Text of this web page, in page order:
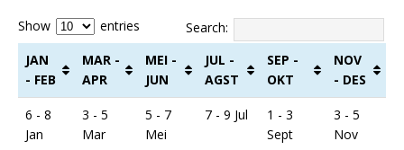
Show entries
Search:
JAN
- FEB
MAR -
APR
MEI -
JUN
JUL -
AGST
SEP -
OKT
NOV
- DES
6 - 8
Jan
3 - 5
Mar
5 - 7
Mei
7 - 9 Jul
1 - 3
Sept
3 - 5
Nov